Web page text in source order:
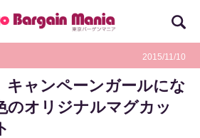
2015/11/10
キャンペーンガールにな
オリジナルマグカッ